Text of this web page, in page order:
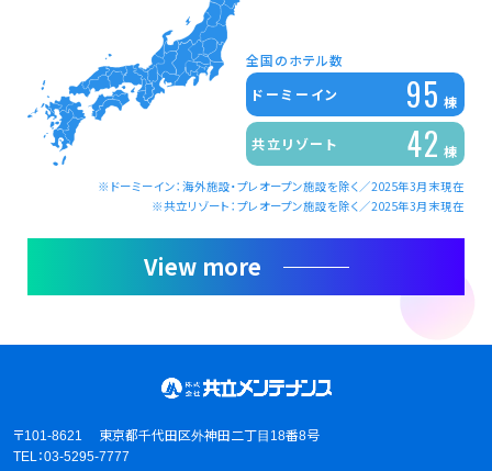
View more
全国のホテル数
ドーミーイン
95 棟
共立リゾート 42 棟
※ドーミーイン：海外施設・プレオープン施設を除く／2025年3月末現在
※共立リゾート：プレオープン施設を除く／2025年3月末現在
〒101-8621 東京都千代田区外神田二丁目18番8号
TEL：03-5295-7777